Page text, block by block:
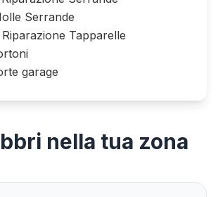
Serrande
Tapparelle
garage
nella tua zona